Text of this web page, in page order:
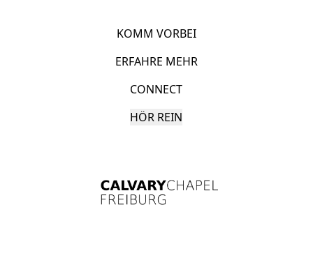
KOMM VORBEI
ERFAHRE MEHR
CONNECT
HÖR REIN